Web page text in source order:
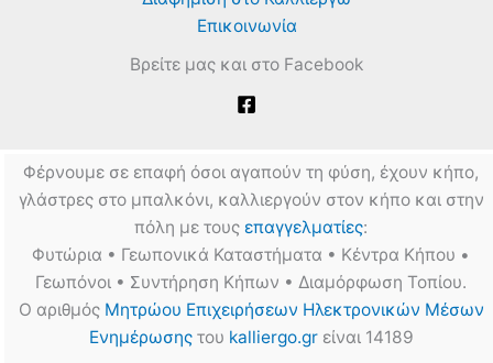
Επικοινωνία
Βρείτε μας και στο Facebook
Φέρνουμε σε επαφή όσοι αγαπούν τη φύση, έχουν κήπο,
γλάστρες στο μπαλκόνι, καλλιεργούν στον κήπο και στην
πόλη με τους επαγγελματίες:
Φυτώρια • Γεωπονικά Καταστήματα • Κέντρα Κήπου •
Γεωπόνοι • Συντήρηση Κήπων • Διαμόρφωση Τοπίου.
Ο αριθμός Μητρώου Επιχειρήσεων Ηλεκτρονικών Μέσων
Ενημέρωσηςτου kalliergo.grείναι 14189